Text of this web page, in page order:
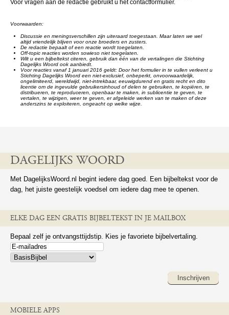
Voor vragen aan de redactie gebruikt u het contactformulier.
Voorwaarden:
Discussie en meningsverschillen zijn uiteraard toegestaan. Maar laten we wel
altijd vriendelijk blijven voor onze broeders en zusters.
De redactie bepaalt of een reactie wordt toegelaten.
Off-topic reacties worden sowieso niet toegelaten.
Wilt u een bijbeltekst citeren, gebruik dan één van de vertalingen die Stichting
Dagelijks Woord ook aanbiedt.
Voor reacties vanaf 1 januari 2016 geldt: Door het formulier in te vullen verleent u
Stichting Dagelijks Woord een niet-exclusief, onbeperkt, onvoorwaardelijk,
ongelimiteerd, wereldwijd, niet-intrekbaar, eeuwigdurend en gratis recht en dito
licentie om de ingevulde gebruikersinhoud of delen te gebruiken, te kopiëren, te
distribueren, te reproduceren, openbaar te maken, in sublicentie te geven, te
vertalen, te wijzigen, weer te geven, er afgeleide werken van te maken of deze
anderszins te exploiteren, ongeacht op welke wijze.
DAGELIJKS WOORD
Met DagelijksWoord.nl begint iedere dag goed. Een bijbeltekst voor de
dag, het juiste geestelijk voedsel om iedere dag mee te openen.
ELKE DAG EEN GRATIS BIJBELTEKST IN JE MAILBOX
Bepaal zelf je ontvangsttijdstip. Kies je favoriete bijbelvertaling.
Inschrijven
MOBIELE APPS